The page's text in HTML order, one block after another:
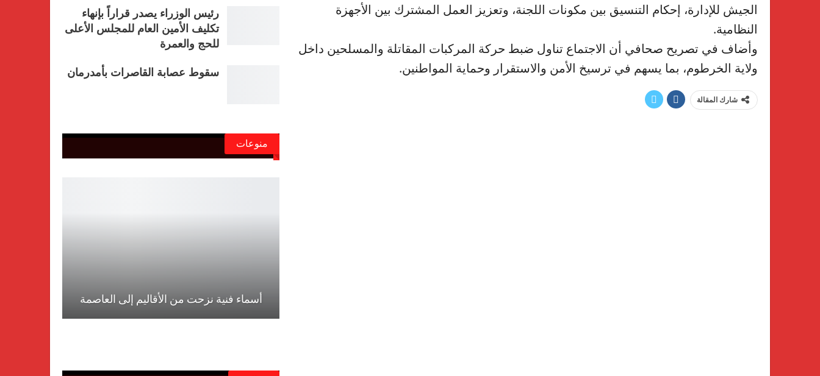
الجيش للإدارة، إحكام التنسيق بين مكونات اللجنة، وتعزيز العمل المشترك بين الأجهزة
النظامية.
وأضاف في تصريح صحافي أن الاجتماع تناول ضبط حركة المركبات المقاتلة والمسلحين داخل
ولاية الخرطوم، بما يسهم في ترسيخ الأمن والاستقرار وحماية المواطنين.
شارك المقالة
رئيس الوزراء يصدر قراراً بإنهاء
تكليف الأمين العام للمجلس الأعلى
للحج والعمرة
سقوط عصابة القاصرات بأمدرمان
منوعات
أسماء فنية نزحت من الأقاليم إلى العاصمة